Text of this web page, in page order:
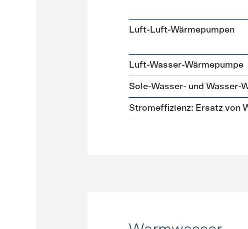
Luft-Luft-Wärmepumpen
Luft-Wasser-Wärmepumpe
Sole-Wasser- und Wasser-
Stromeffizienz: Ersatz von